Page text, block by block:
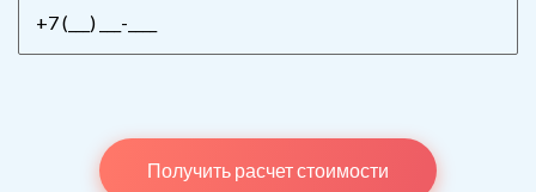
Получить расчет стоимости